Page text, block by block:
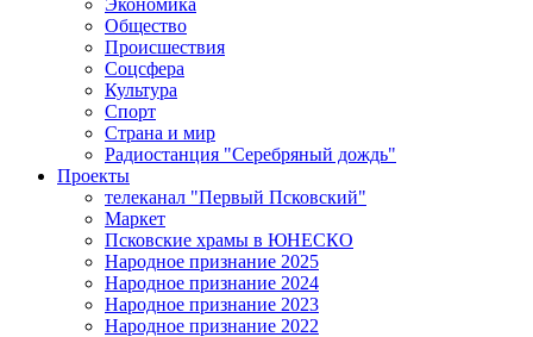
Экономика
Общество
Происшествия
Соцсфера
Культура
Спорт
Страна и мир
Радиостанция "Серебряный дождь"
Проекты
телеканал "Первый Псковский"
Маркет
Псковские храмы в ЮНЕСКО
Народное признание 2025
Народное признание 2024
Народное признание 2023
Народное признание 2022